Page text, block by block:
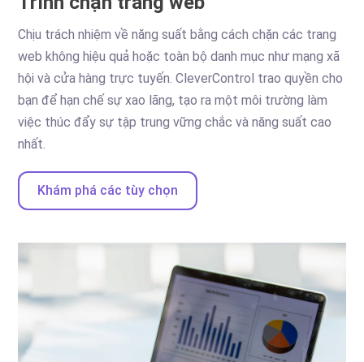
Chịu trách nhiệm về năng suất bằng cách chặn các trang
web không hiệu quả hoặc toàn bộ danh mục như mạng xã
hội và cửa hàng trực tuyến. CleverControl trao quyền cho
bạn để hạn chế sự xao lãng, tạo ra một môi trường làm
việc thúc đẩy sự tập trung vững chắc và năng suất cao
nhất.
Khám phá các tùy chọn